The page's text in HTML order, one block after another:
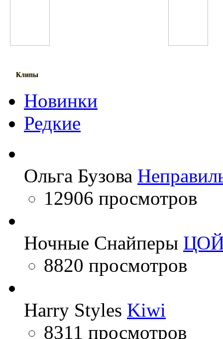
Клипы
Новинки
Редкие
Ольга Бузова
12906 просмотров
Ночные Снайперы
8820 просмотров
Harry Styles Kiwi
8311 просмотров